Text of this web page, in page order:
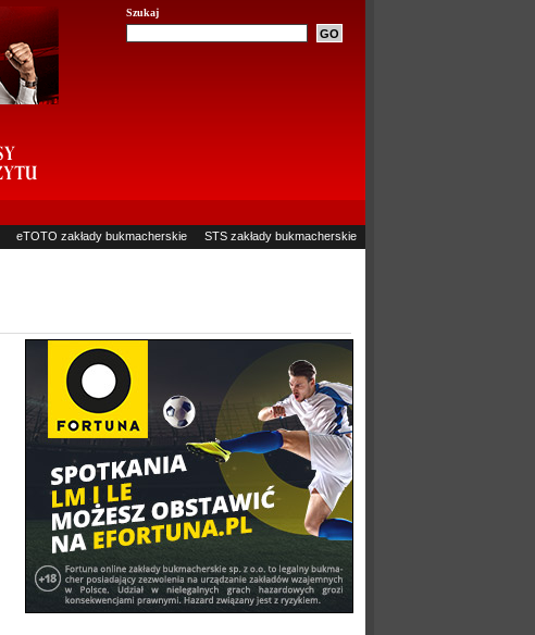
Szukaj
eTOTO zakłady bukmacherskie STS zakłady bukmacherskie